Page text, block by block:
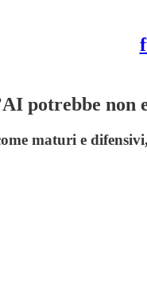
potrebbe non
maturi e